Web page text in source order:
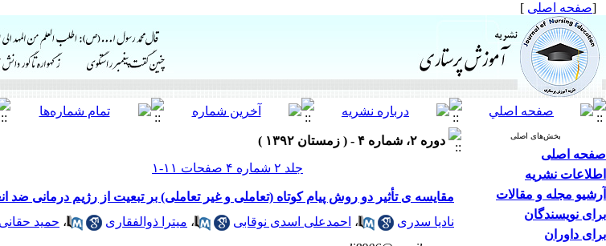
[صفحه اصلی ]
بخش‌های اصلی
صفحه اصلی
اطلاعات نشریه
آرشیو مجله و مقالات
برای نویسندگان
برای داوران
دوره ۲، شماره ۴ - ( زمستان ۱۳۹۲ )
جلد ۲ شماره ۴ صفحات ۱۱-۱
مقایسه ی تأثیر دو روش پیام کوتاه (تعاملی و غیر تعاملی) بر تبعیت از رژیم درمانی ضد
نادیا سدری
، احمدعلی اسدی نوقابی ، میترا ذوالفقاری ، حمید حقانی